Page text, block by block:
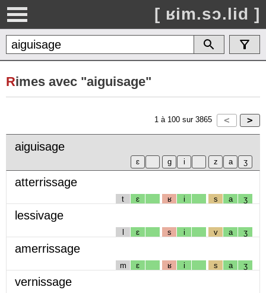
[ ʁim.sɔ.lid ]
Rimes avec "aiguisage"
1 à 100 sur 3865
aiguisage
atterrissage
t ɛ ʁ i s a ʒ
lessivage
l ɛ s i v a ʒ
amerrissage
m ɛ ʁ i s a ʒ
vernissage